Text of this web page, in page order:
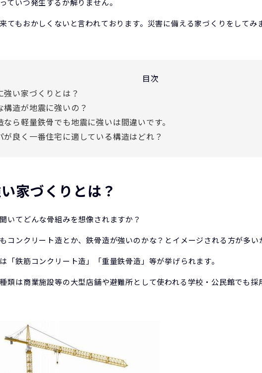
ていつ発生するか解りません。
てもおかしくないと言われております。災害に備える家づくりをしてみ
目次
強い家づくりとは？
構造が地震に強いの？
なら軽量鉄骨でも地震に強いは間違いです。
が良く一番住宅に適している構造はどれ？
家づくりとは？
いてどんな骨組みを想像されますか？
コンクリート造とか、鉄骨造が強いのかな？とイメージされる方が多い
「鉄筋コンクリート造」「重量鉄骨造」等が挙げられます。
類は商業施設等の大型店舗や避難所として使われる学校・公民館でも採